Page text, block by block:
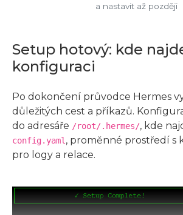
a nastavit až později
Setup hotový: kde
konfiguraci
Po dokončení průvodce Hermes
důležitých cest a příkazů.
do adresáře /root/.hermes/, kde
config.yaml, proměnné prostředí s
pro logy a relace.